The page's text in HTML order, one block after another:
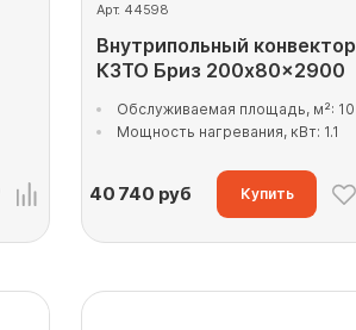
Арт. 44598
Внутрипольный конвектор
КЗТО Бриз 200x80x2900
Обслуживаемая площадь, м²: 10
Мощность нагревания, кВт: 1.1
40 740 руб Купить